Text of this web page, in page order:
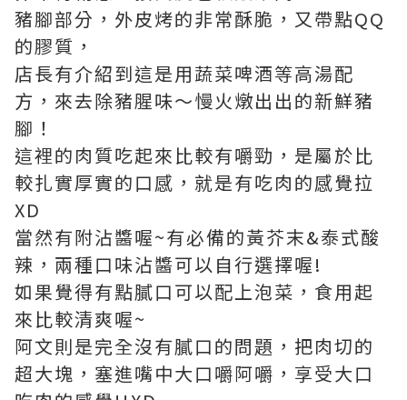
豬腳部分，外皮烤的非常酥脆，又帶點QQ
的膠質，
店長有介紹到這是用蔬菜啤酒等高湯配
方，來去除豬腥味～慢火燉出出的新鮮豬
腳！
這裡的肉質吃起來比較有嚼勁，是屬於比
較扎實厚實的口感，就是有吃肉的感覺拉
XD
當然有附沾醬喔~有必備的黃芥末&泰式酸
辣，兩種口味沾醬可以自行選擇喔!
如果覺得有點膩口可以配上泡菜，食用起
來比較清爽喔~
阿文則是完全沒有膩口的問題，把肉切的
超大塊，塞進嘴中大口嚼阿嚼，享受大口